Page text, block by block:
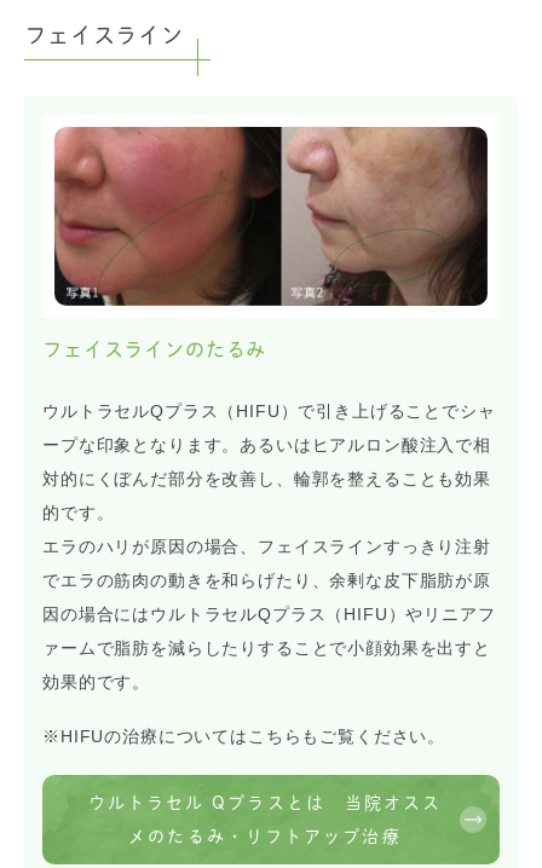
フェイスライン
フェイスラインのたるみ
ウルトラセルQプラス（HIFU）で引き上げることでシャ
ープな印象となります。あるいはヒアルロン酸注入で相
対的にくぼんだ部分を改善し、輪郭を整えることも効果
的です。
エラのハリが原因の場合、フェイスラインすっきり注射
でエラの筋肉の動きを和らげたり、余剰な皮下脂肪が原
因の場合にはウルトラセルQプラス（HIFU）やリニアフ
ァームで脂肪を減らしたりすることで小顔効果を出すと
効果的です。
※HIFUの治療についてはこちらもご覧ください。
ウルトラセル Qプラスとは 当院オスス
メのたるみ・リフトアップ治療